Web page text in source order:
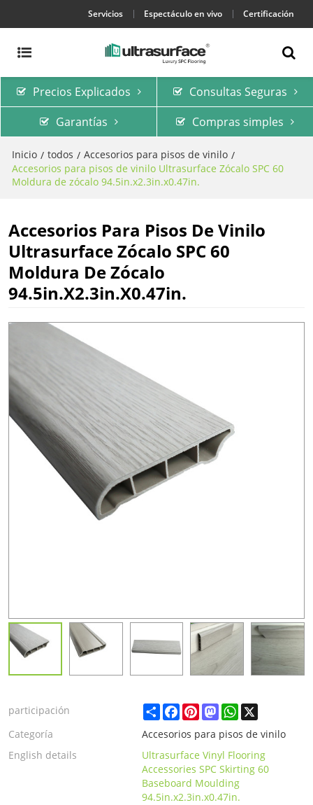
Servicios Espectáculo en vivo Certificación
Precios Explicados
Consultas Seguras
Garantías
Compras simples
Inicio / todos / Accesorios para pisos de vinilo /
Accesorios para pisos de vinilo Ultrasurface Zócalo SPC 60
Moldura de zócalo 94.5in.x2.3in.x0.47in.
Accesorios Para Pisos De Vinilo
Ultrasurface Zócalo SPC 60
Moldura De Zócalo
94.5in.x2.3in.x0.47in.
participación ShareFacebook
PinterestMastodonWhatsApp
X
Categoría
Accesorios para pisos de vinilo
English details
Ultrasurface Vinyl Flooring
Accessories SPC Skirting 60
Baseboard Moulding
94.5in.x2.3in.x0.47in.